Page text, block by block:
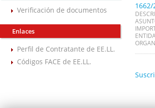
Verificación de documentos
Enlaces
Perfil de Contratante de EE.LL.
Códigos FACE de EE.LL.
1662/